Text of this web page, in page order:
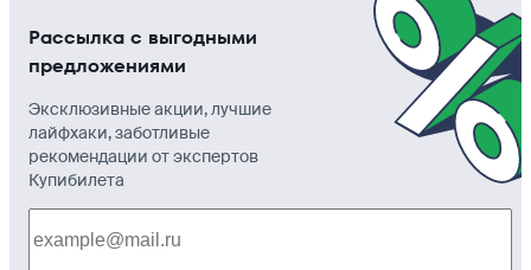
Рассылка с выгодными
предложениями
Эксклюзивные акции, лучшие
лайфхаки, заботливые
рекомендации от экспертов
Купибилета